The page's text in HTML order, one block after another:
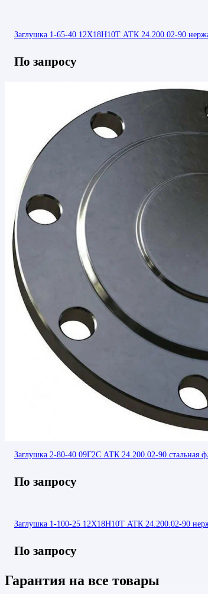
Заглушка 1-65-40 12Х18Н10Т АТК 24.200.02-90
По запросу
Заглушка 2-80-40 09Г2С АТК 24.200.02-90 стальная
По запросу
Заглушка 1-100-25 12Х18Н10Т АТК 24.200.02-90
По запросу
Гарантия на все товары